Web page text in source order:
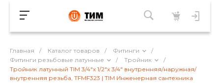
Главная / Каталог товаров / Фитинги
/
Фитинги резьбовые латунные
/ Тройник
/
Тройник латунный TIM 3/4"x 1/2"x 3/4" внутренняя/наружная/
внутренняя резьба, TFMF323 | TIM Инженерная сантехника